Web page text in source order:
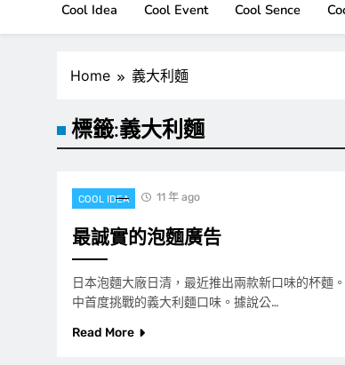
Cool Idea Cool Event Cool Sence
Home 義大利麵
標籤:義大利麵
COOL IDEA 11 年 ago
最誠實的泡麵廣告
日本泡麵大廠日清，最近推出兩款新口味的杯麵
中首度挑戰的義大利麵口味。據說公…
Read More